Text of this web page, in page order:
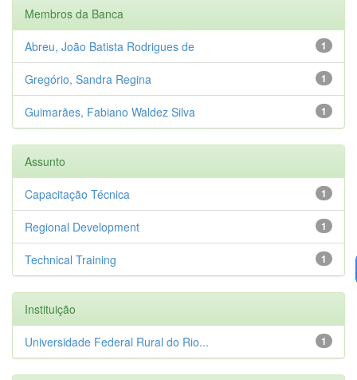
Membros da Banca
1
Abreu, João Batista Rodrigues de
1
Gregório, Sandra Regina
1
Guimarães, Fabiano Waldez Silva
Assunto
1
Capacitação Técnica
1
Regional Development
1
Technical Training
Instituição
1
Universidade Federal Rural do Rio...